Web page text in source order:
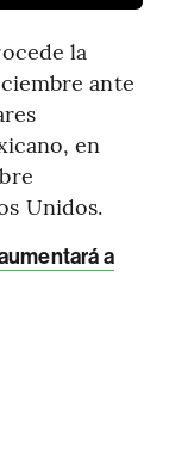
la
ante
en
Unidos.
a